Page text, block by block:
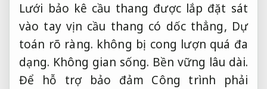
Lưới bảo kê cầu thang được lắp đặt sát
vào tay vịn cầu thang có dốc thẳng, Dự
toán rõ ràng. không bị cong lượn quá đa
dạng. Không gian sống. Bền vững lâu dài.
Để hỗ trợ bảo đảm Công trình phải